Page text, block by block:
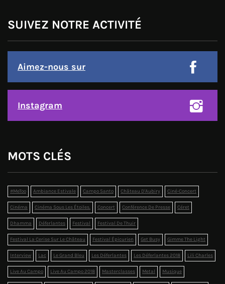
SUIVEZ NOTRE ACTIVITÉ
Aimez-nous sur
Instagram
MOTS CLÉS
#MeToo Ambiance Estivale Campo Santo Château D'Aubiry Ciné-Concert
Cinéma Cinéma Sous Les Étoiles. Concert Conférence De Presse Céret
Dhamma Déferlantes Festival Festival De Thuir
Festival La Cerise Sur Le Château Festival Épicurien Get Busy Gimme The Light
Interview Lac Le Grand Bleu Les Déferlantes Les Déferlantes 2018 Lili Charles
Live Au Campo Live Au Campo 2018 Masterclasses Metal Musique